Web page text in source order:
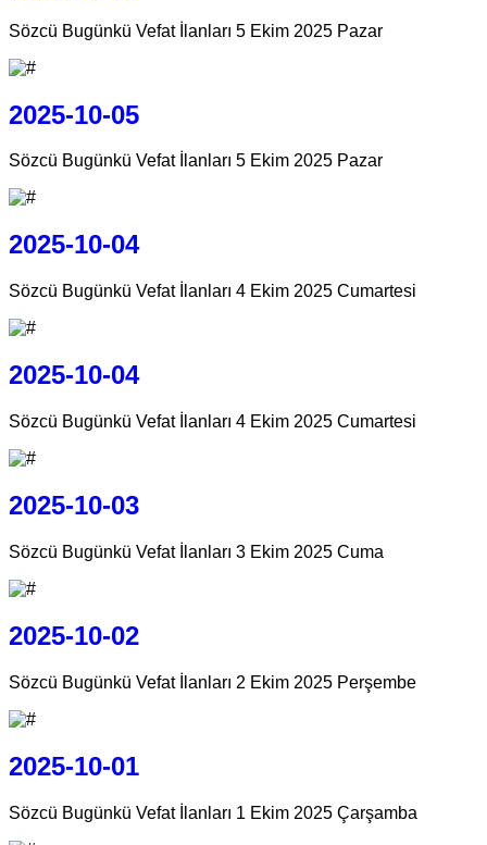
Sözcü Bugünkü Vefat İlanları 5 Ekim 2025 Pazar
2025-10-05
Sözcü Bugünkü Vefat İlanları 5 Ekim 2025 Pazar
2025-10-04
Sözcü Bugünkü Vefat İlanları 4 Ekim 2025 Cumartesi
2025-10-04
Sözcü Bugünkü Vefat İlanları 4 Ekim 2025 Cumartesi
2025-10-03
Sözcü Bugünkü Vefat İlanları 3 Ekim 2025 Cuma
2025-10-02
Sözcü Bugünkü Vefat İlanları 2 Ekim 2025 Perşembe
2025-10-01
Sözcü Bugünkü Vefat İlanları 1 Ekim 2025 Çarşamba